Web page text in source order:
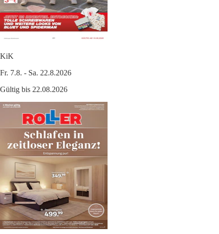
KiK
Fr. 7.8. - Sa. 22.8.2026
Gültig bis 22.08.2026